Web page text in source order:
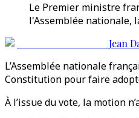
Le Premier ministre
l'Assemblée nationale,
Jean
L’Assemblée nationale
Constitution pour faire
À l’issue du vote, la motion